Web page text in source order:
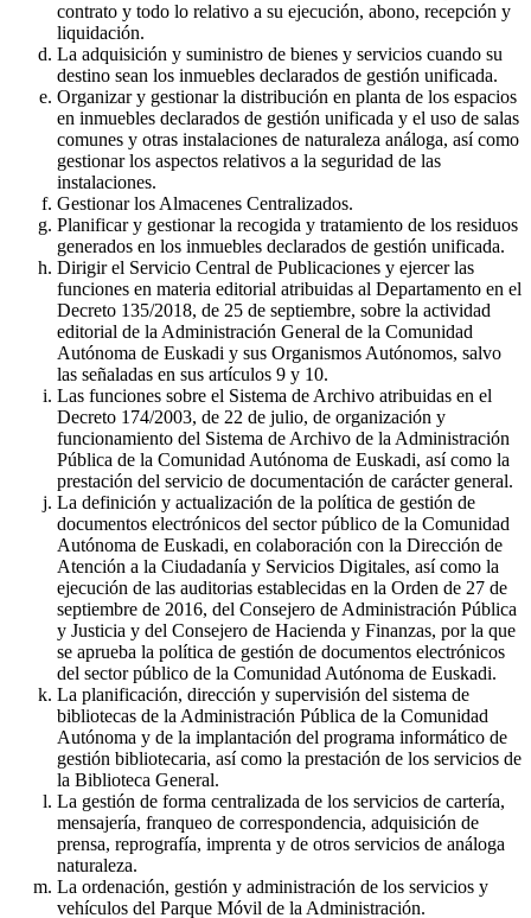
contrato y todo lo relativo a su ejecución, abono, recepción y
liquidación.
La adquisición y suministro de bienes y servicios cuando su
destino sean los inmuebles declarados de gestión unificada.
Organizar y gestionar la distribución en planta de los espacios
en inmuebles declarados de gestión unificada y el uso de salas
comunes y otras instalaciones de naturaleza análoga, así como
gestionar los aspectos relativos a la seguridad de las
instalaciones.
Gestionar los Almacenes Centralizados.
Planificar y gestionar la recogida y tratamiento de los residuos
generados en los inmuebles declarados de gestión unificada.
Dirigir el Servicio Central de Publicaciones y ejercer las
funciones en materia editorial atribuidas al Departamento en el
Decreto 135/2018, de 25 de septiembre, sobre la actividad
editorial de la Administración General de la Comunidad
Autónoma de Euskadi y sus Organismos Autónomos, salvo
las señaladas en sus artículos 9 y 10.
Las funciones sobre el Sistema de Archivo atribuidas en el
Decreto 174/2003, de 22 de julio, de organización y
funcionamiento del Sistema de Archivo de la Administración
Pública de la Comunidad Autónoma de Euskadi, así como la
prestación del servicio de documentación de carácter general.
La definición y actualización de la política de gestión de
documentos electrónicos del sector público de la Comunidad
Autónoma de Euskadi, en colaboración con la Dirección de
Atención a la Ciudadanía y Servicios Digitales, así como la
ejecución de las auditorias establecidas en la Orden de 27 de
septiembre de 2016, del Consejero de Administración Pública
y Justicia y del Consejero de Hacienda y Finanzas, por la que
se aprueba la política de gestión de documentos electrónicos
del sector público de la Comunidad Autónoma de Euskadi.
La planificación, dirección y supervisión del sistema de
bibliotecas de la Administración Pública de la Comunidad
Autónoma y de la implantación del programa informático de
gestión bibliotecaria, así como la prestación de los servicios de
la Biblioteca General.
La gestión de forma centralizada de los servicios de cartería,
mensajería, franqueo de correspondencia, adquisición de
prensa, reprografía, imprenta y de otros servicios de análoga
naturaleza.
La ordenación, gestión y administración de los servicios y
vehículos del Parque Móvil de la Administración.